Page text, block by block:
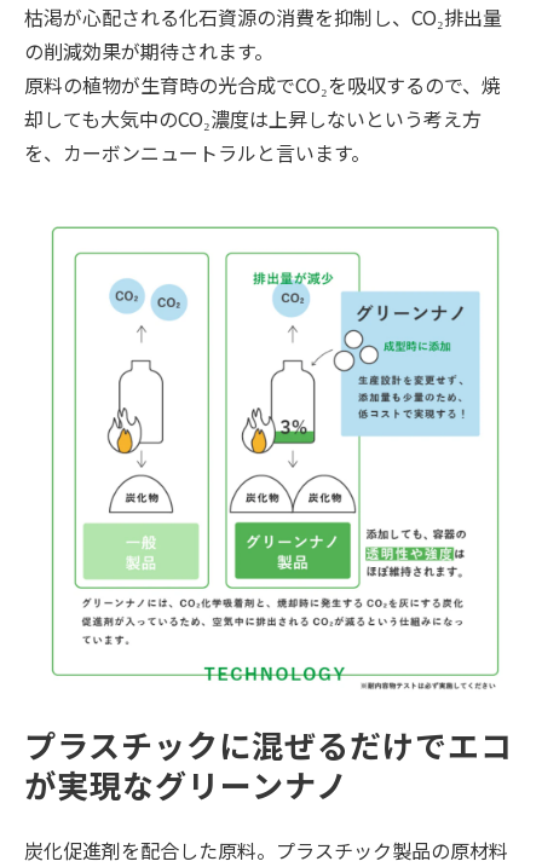
枯渇が心配される化石資源の消費を抑制し、CO₂排出量
の削減効果が期待されます。
原料の植物が生育時の光合成でCO₂を吸収するので、焼
却しても大気中のCO₂濃度は上昇しないという考え方
を、カーボンニュートラルと言います。
プラスチックに混ぜるだけでエコ
が実現なグリーンナノ
炭化促進剤を配合した原料。プラスチック製品の原材料